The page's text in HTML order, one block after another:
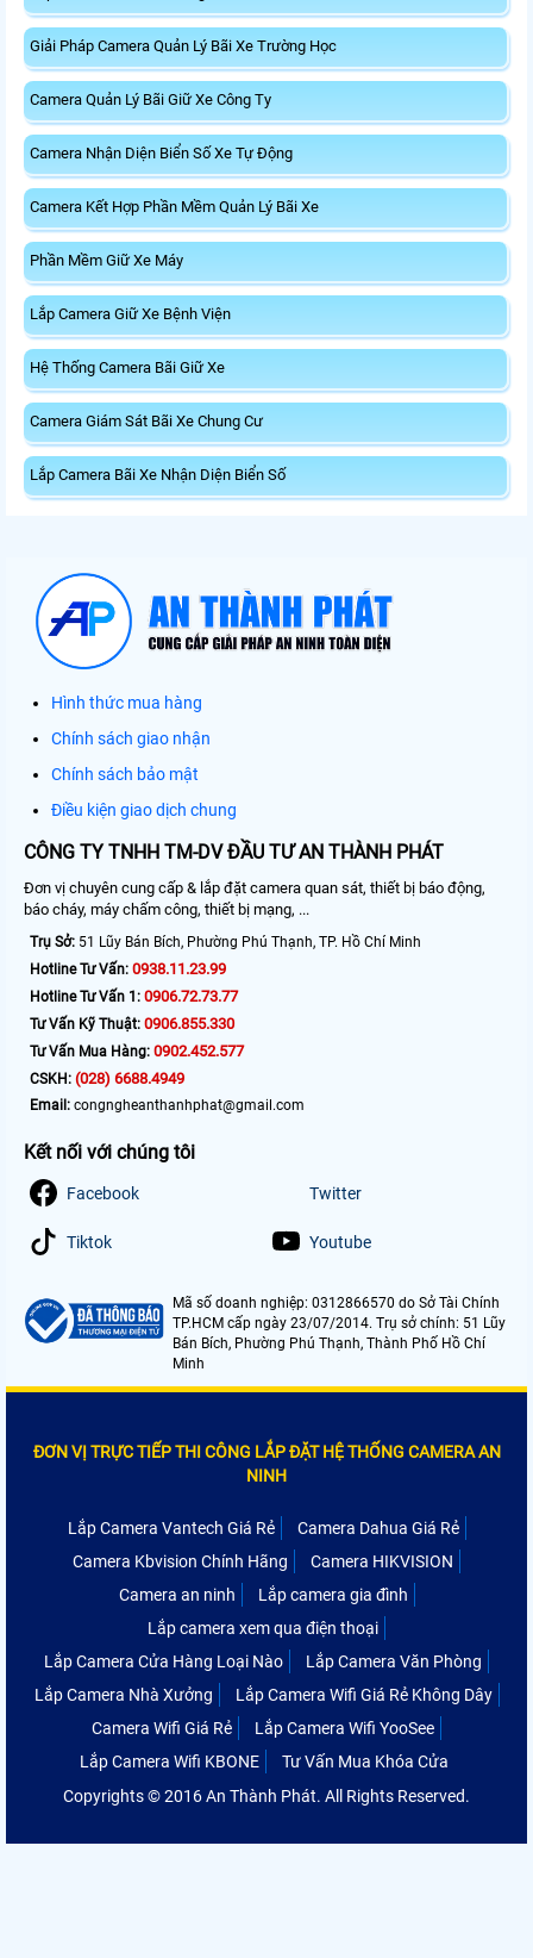
Giải Pháp Camera Quản Lý Bãi Xe Trường Học
Camera Quản Lý Bãi Giữ Xe Công Ty
Camera Nhận Diện Biển Số Xe Tự Động
Camera Kết Hợp Phần Mềm Quản Lý Bãi Xe
Phần Mềm Giữ Xe Máy
Lắp Camera Giữ Xe Bệnh Viện
Hệ Thống Camera Bãi Giữ Xe
Camera Giám Sát Bãi Xe Chung Cư
Lắp Camera Bãi Xe Nhận Diện Biển Số
Hình thức mua hàng
Chính sách giao nhận
Chính sách bảo mật
Điều kiện giao dịch chung
CÔNG TY TNHH TM-DV ĐẦU TƯ AN THÀNH PHÁT
Đơn vị chuyên cung cấp & lắp đặt camera quan sát, thiết bị báo động,
báo cháy, máy chấm công, thiết bị mạng, ...
Trụ Sở: 51 Lũy Bán Bích, Phường Phú Thạnh, TP. Hồ Chí Minh
Hotline Tư Vấn: 0938.11.23.99
Hotline Tư Vấn 1: 0906.72.73.77
Tư Vấn Kỹ Thuật: 0906.855.330
Tư Vấn Mua Hàng: 0902.452.577
CSKH: (028) 6688.4949
Email: congngheanthanhphat@gmail.com
Kết nối với chúng tôi
Facebook Twitter
Tiktok Youtube
Mã số doanh nghiệp: 0312866570 do Sở Tài Chính
TP.HCM cấp ngày 23/07/2014. Trụ sở chính: 51 Lũy
Bán Bích, Phường Phú Thạnh, Thành Phố Hồ Chí
Minh
ĐƠN VỊ TRỰC TIẾP THI CÔNG LẮP ĐẶT HỆ THỐNG CAMERA AN
NINH
Lắp Camera Vantech Giá Rẻ
Camera Dahua Giá Rẻ
Camera Kbvision Chính Hãng
Camera HIKVISION
Camera an ninh
Lắp camera gia đình
Lắp camera xem qua điện thoại
Lắp Camera Cửa Hàng Loại Nào
Lắp Camera Văn Phòng
Lắp Camera Nhà Xưởng
Lắp Camera Wifi Giá Rẻ Không Dây
Camera Wifi Giá Rẻ
Lắp Camera Wifi YooSee
Lắp Camera Wifi KBONE
Tư Vấn Mua Khóa Cửa
Copyrights © 2016 An Thành Phát. All Rights Reserved.